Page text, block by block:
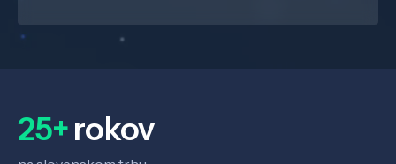
25+rokov